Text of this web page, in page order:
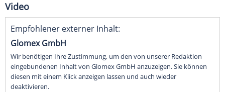
Video
Empfohlener externer Inhalt:
Glomex GmbH
Wir benötigen Ihre Zustimmung, um den von unserer Redaktion
eingebundenen Inhalt von Glomex GmbH anzuzeigen. Sie können
diesen mit einem Klick anzeigen lassen und auch wieder
deaktivieren.